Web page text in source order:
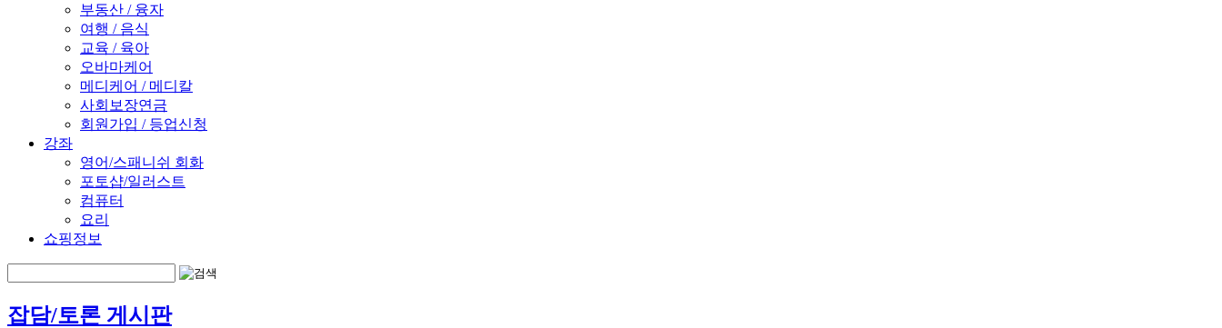
부동산 / 융자
여행 / 음식
교육 / 육아
오바마케어
메디케어 / 메디칼
사회보장연금
회원가입 / 등업신청
강좌
영어/스패니쉬 회화
포토샵/일러스트
컴퓨터
요리
쇼핑정보
잡담/토론 게시판